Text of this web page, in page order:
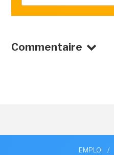
Commentaire
EMPLOI /